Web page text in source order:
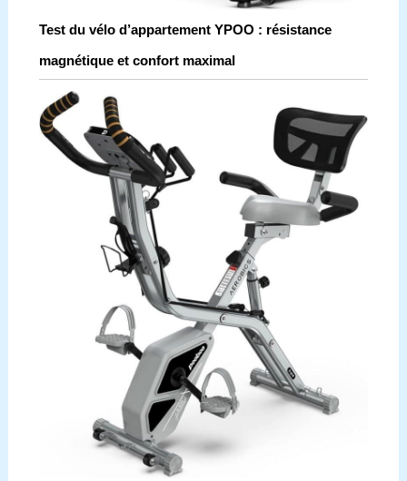
Test du vélo d’appartement YPOO : résistance
magnétique et confort maximal